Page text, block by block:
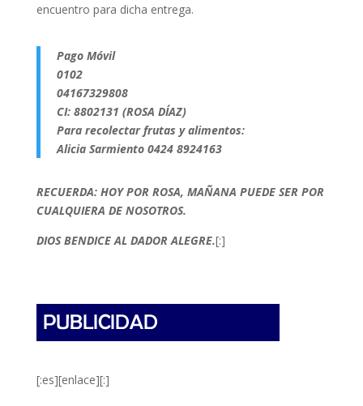
encuentro para dicha entrega.
Pago Móvil
0102
04167329808
CI: 8802131 (ROSA DÍAZ)
Para recolectar frutas y alimentos:
Alicia Sarmiento 0424 8924163
RECUERDA: HOY POR ROSA, MAÑANA PUEDE SER POR
CUALQUIERA DE NOSOTROS.
DIOS BENDICE AL DADOR ALEGRE.[:]
[:es][enlace][:]